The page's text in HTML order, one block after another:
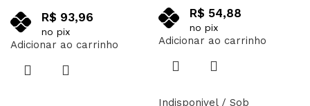
R$ 93,96
no pix
Adicionar ao carrinho
R$ 54,88
no pix
Adicionar ao carrinho
Indisponivel / Sob